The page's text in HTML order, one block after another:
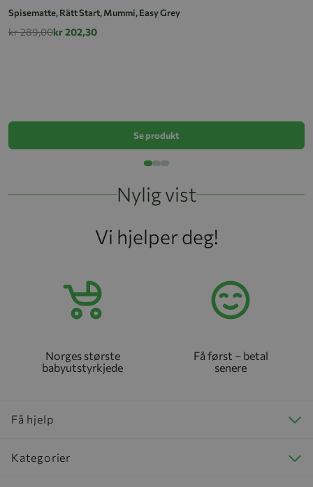
Spisematte, Rätt Start, Mummi, Easy Grey
kr 289,00kr 202,30
Se produkt
Nylig vist
Vi hjelper deg!
Norges største
babyutstyrkjede
Få først – betal
senere
Få hjelp
Kategorier